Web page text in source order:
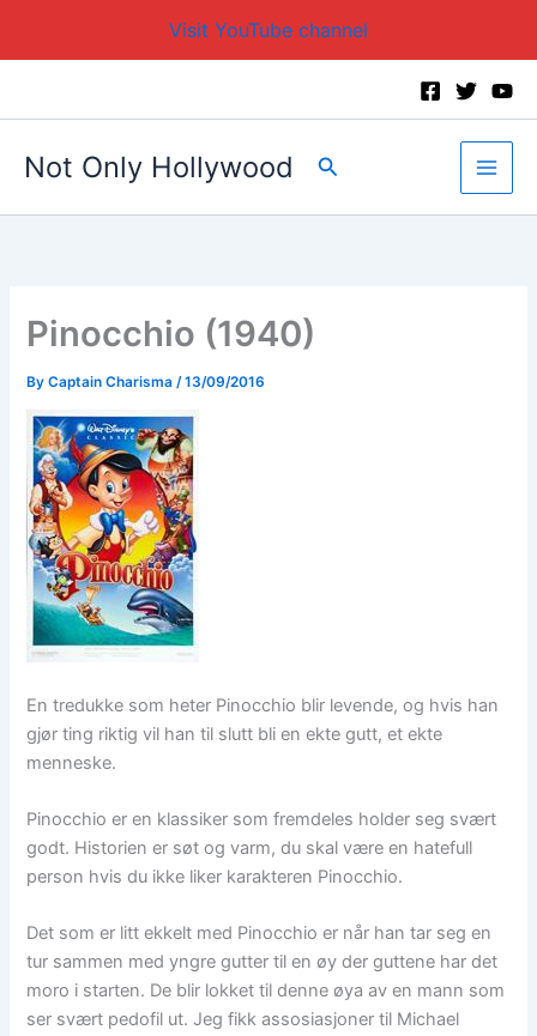
Visit YouTube channel
Not Only Hollywood Search
Pinocchio (1940)
ByCaptain Charisma /13/09/2016
En tredukke som heter Pinocchio blir levende, og hvis han
gjør ting riktig vil han til slutt bli en ekte gutt, et ekte
menneske.
Pinocchio er en klassiker som fremdeles holder seg svært
godt. Historien er søt og varm, du skal være en hatefull
person hvis du ikke liker karakteren Pinocchio.
Det som er litt ekkelt med Pinocchio er når han tar seg en
tur sammen med yngre gutter til en øy der guttene har det
moro i starten. De blir lokket til denne øya av en mann som
ser svært pedofil ut. Jeg fikk assosiasjoner til Michael